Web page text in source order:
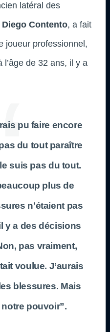
latéral des
Diego Contento, a fait
joueur professionnel,
l’âge de 32 ans, il y a
pu faire encore
du tout paraître
suis pas du tout.
plus de
n’étaient pas
y a des décisions
pas vraiment,
voulue. J’aurais
blessures. Mais
notre pouvoir”.